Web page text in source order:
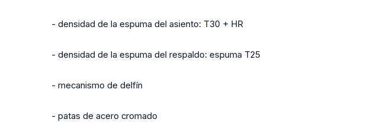
- densidad de la espuma del asiento: T30 + HR
- densidad de la espuma del respaldo: espuma T25
- mecanismo de delfín
- patas de acero cromado